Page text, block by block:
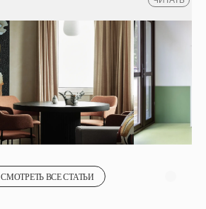
СМОТРЕТЬ ВСЕ СТАТЬИ